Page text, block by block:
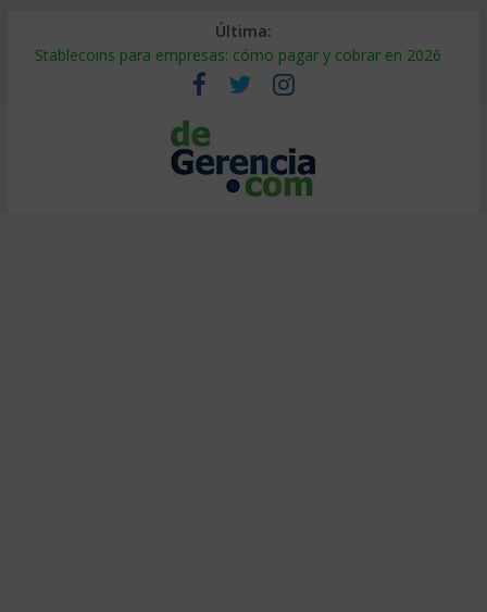
Última:
Stablecoins para empresas: cómo pagar y cobrar en 2026
Despido silencioso: qué es y por qué sale tan caro
IA en selección de personal: cómo auditarla a tiempo
Trabajo forzoso en la cadena de suministro: qué hacer
Mercado hispano de EE. UU.: cómo segmentarlo y venderle